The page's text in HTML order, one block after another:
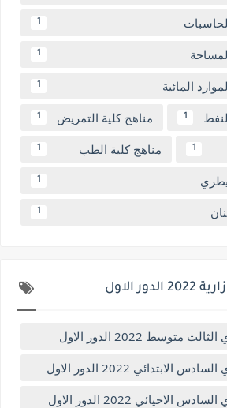
1
1
المائية 1
1 مناهج كلية التمريض 1
1 مناهج كلية الطب 1
1
1
الاول
2022 الدور الاول
2022 الدور الاول
2022 الدور الاول